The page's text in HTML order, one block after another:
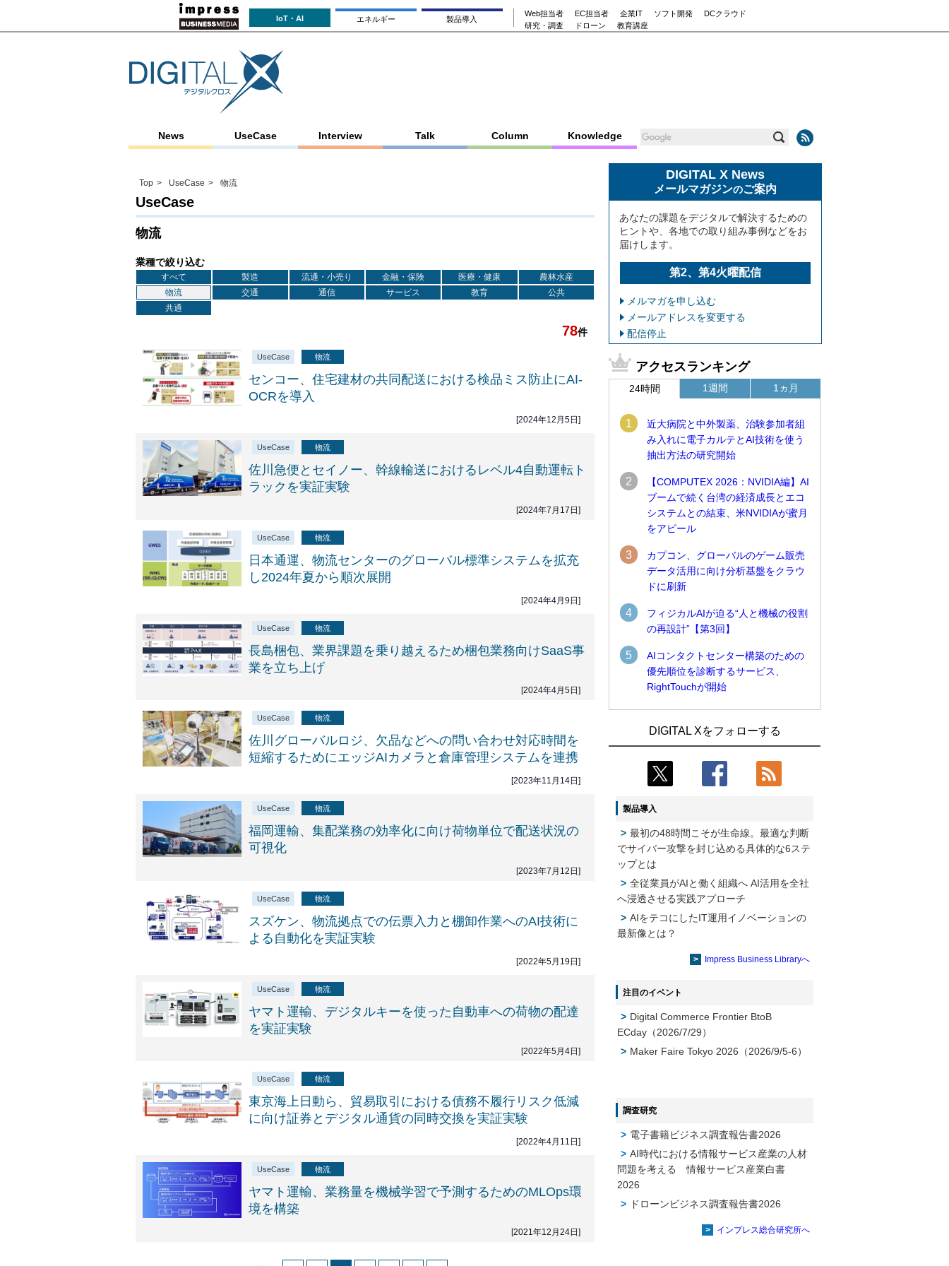
IoT・AI エネルギー 製品導入
Web担当者 EC担当者 企業IT ソフト開発
DCクラウド
研究・調査
ドローン 教育講座
News UseCase Interview Talk Column Knowledge
Top UseCase 物流
UseCase
物流
業種で絞り込む
すべて 製造 流通・小売り 金融・保険 医療・健康
農林水産
物流
交通 通信 サービス 教育
公共
共通
78件
UseCase 物流
センコー、住宅建材の共同配送における検品ミス防止にAI-
OCRを導入
[2024年12月5日]
UseCase 物流
佐川急便とセイノー、幹線輸送におけるレベル4自動運転ト
ラックを実証実験
[2024年7月17日]
UseCase 物流
日本通運、物流センターのグローバル標準システムを拡充
し2024年夏から順次展開
[2024年4月9日]
UseCase 物流
長島梱包、業界課題を乗り越えるため梱包業務向けSaaS事
業を立ち上げ
[2024年4月5日]
UseCase 物流
佐川グローバルロジ、欠品などへの問い合わせ対応時間を
短縮するためにエッジAIカメラと倉庫管理システムを連携
[2023年11月14日]
UseCase 物流
福岡運輸、集配業務の効率化に向け荷物単位で配送状況の
可視化
[2023年7月12日]
UseCase 物流
スズケン、物流拠点での伝票入力と棚卸作業へのAI技術に
よる自動化を実証実験
[2022年5月19日]
UseCase 物流
ヤマト運輸、デジタルキーを使った自動車への荷物の配達
を実証実験
[2022年5月4日]
UseCase 物流
東京海上日動ら、貿易取引における債務不履行リスク低減
に向け証券とデジタル通貨の同時交換を実証実験
[2022年4月11日]
UseCase 物流
ヤマト運輸、業務量を機械学習で予測するためのMLOps環
境を構築
[2021年12月24日]
DIGITAL X News
メールマガジンのご案内
あなたの課題をデジタルで解決するための
ヒントや、各地での取り組み事例などをお
届けします。
第2、第4火曜配信
メルマガを申し込む
メールアドレスを変更する
配信停止
アクセスランキング
24時間
1
近大病院と中外製薬、治験参加者組
み入れに電子カルテとAI技術を使う
抽出方法の研究開始
2
【COMPUTEX 2026：NVIDIA編】AI
ブームで続く台湾の経済成長とエコ
システムとの結束、米NVIDIAが蜜月
をアピール
3
カプコン、グローバルのゲーム販売
データ活用に向け分析基盤をクラウ
ドに刷新
4
フィジカルAIが迫る“人と機械の役割
の再設計”【第3回】
5
AIコンタクトセンター構築のための
優先順位を診断するサービス、
RightTouchが開始
1週間
れに電子カルテとAI技術を使う抽出方法
の研究開始
Umios、消費者起点の販売計画策定に向
3
歩行ロボット利用を検証
4
【COMPUTEX 2026：Arm編】チップ自
社製造で鍵を握る台湾サプライチェー
ン、英Armが連携を強調
フィジカルAIが迫る“人と機械の役割の再
設計”【第3回】
1ヵ月
仮想化技術を使う統合基盤を本格稼働
鹿島建設、鋼管柱へのコンクリート充填
時の異常を検出するAIを遠隔監視システ
3
れに電子カルテとAI技術を使う抽出方法
の研究開始
そもそも今の仕事はAIエージェントを求
めているのか【第25回】
製造業の現場の暗黙知を組織横断で活用
するためのナレッジ管理基盤、LIGHTzが
DIGITAL Xをフォローする
製品導入
最初の48時間こそが生命線。最適な判断
でサイバー攻撃を封じ込める具体的な6ステ
ップとは
全従業員がAIと働く組織へ AI活用を全社
へ浸透させる実践アプローチ
AIをテコにしたIT運用イノベーションの
最新像とは？
Impress Business Libraryへ
注目のイベント
Digital Commerce Frontier BtoB
ECday（2026/7/29）
Maker Faire Tokyo 2026（2026/9/5-6）
調査研究
電子書籍ビジネス調査報告書2026
AI時代における情報サービス産業の⼈材
問題を考える 情報サービス産業⽩書
2026
ドローンビジネス調査報告書2026
インプレス総合研究所へ